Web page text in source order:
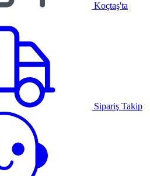
Koçtaş'ta
Sipariş Takip